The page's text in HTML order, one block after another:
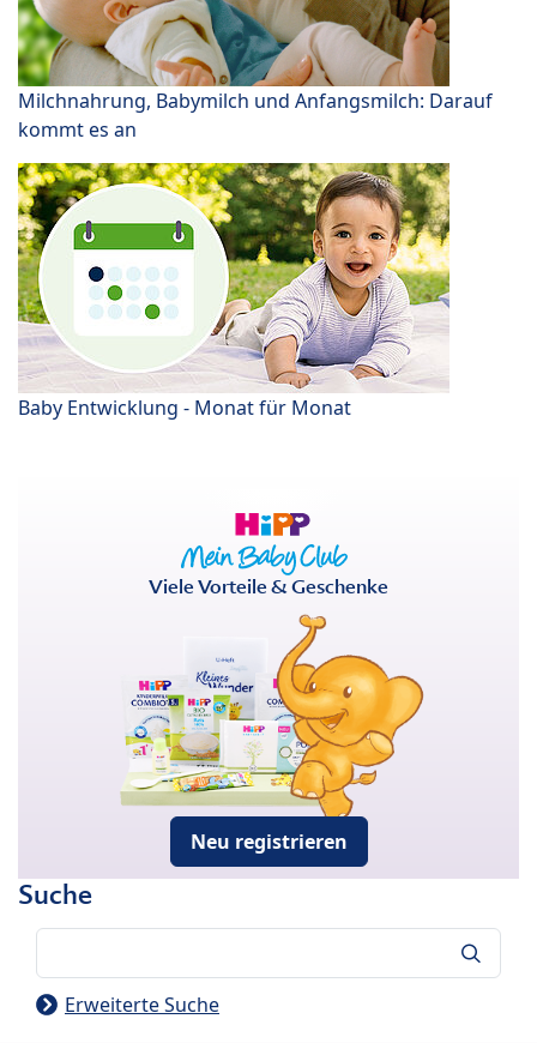
Milchnahrung, Babymilch und Anfangsmilch: Darauf
kommt es an
Baby Entwicklung - Monat für Monat
Viele Vorteile & Geschenke
Neu registrieren
Suche
Erweiterte Suche